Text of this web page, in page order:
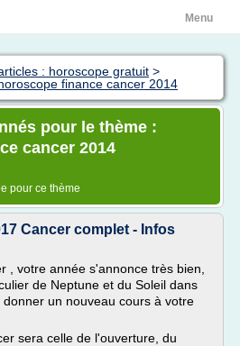
Menu
: horoscope gratuit >
finance cancer 2014
pour le thème :
cancer 2014
pour ce thème
Cancer complet - Infos
, votre année s'annonce très bien,
de Neptune et du Soleil dans
un nouveau cours à votre
sera celle de l'ouverture, du